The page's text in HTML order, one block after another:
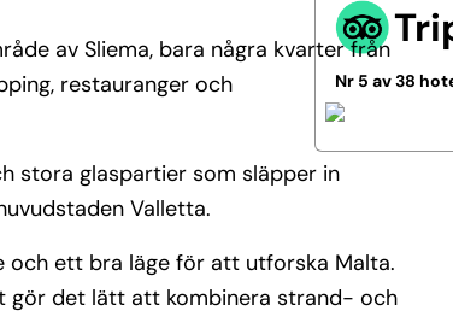
av Sliema, bara några kvarter från
restauranger och
stora glaspartier som släpper in
Valletta.
och ett bra läge för att utforska Malta.
gör det lätt att kombinera strand- och
Nr 5 av 38